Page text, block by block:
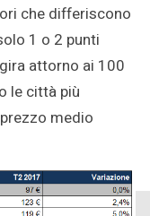
che differiscono
1 o 2 punti
attorno ai 100
le città più
medio